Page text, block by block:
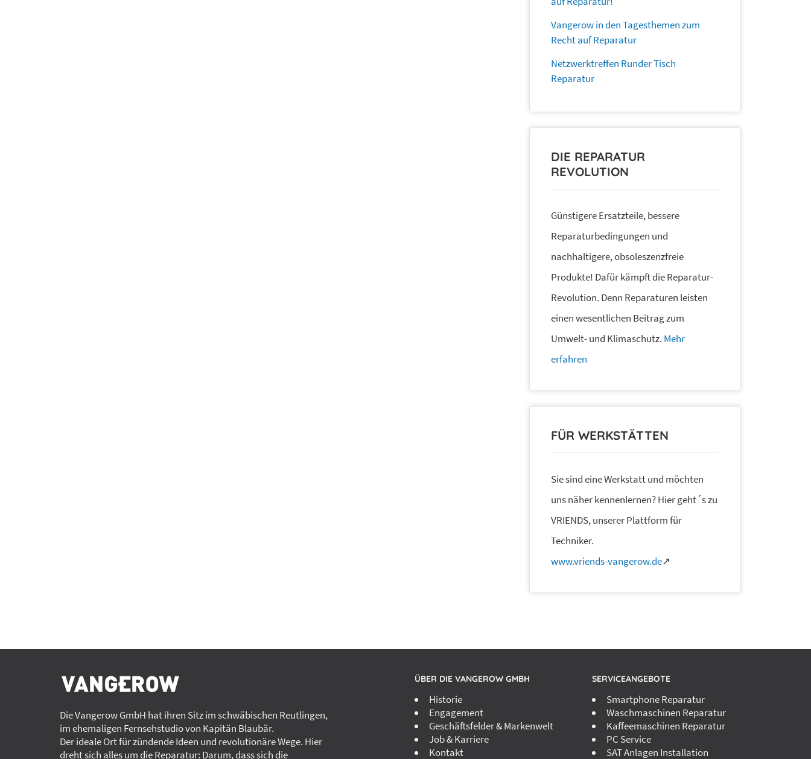
Vangerow in den Tagesthemen zum
Recht auf Reparatur
Netzwerktreffen Runder Tisch
Reparatur
DIE REPARATUR
REVOLUTION
Günstigere Ersatzteile, bessere
Reparaturbedingungen und
nachhaltigere, obsoleszenzfreie
Produkte! Dafür kämpft die Reparatur-
Revolution. Denn Reparaturen leisten
einen wesentlichen Beitrag zum
Umwelt- und Klimaschutz. Mehr
erfahren
FÜR WERKSTÄTTEN
Sie sind eine Werkstatt und möchten
uns näher kennenlernen? Hier geht´s zu
VRIENDS, unserer Plattform für
Techniker.
www.vriends-vangerow.de↗
Die Vangerow GmbH hat ihren Sitz im schwäbischen Reutlingen,
im ehemaligen Fernsehstudio von Kapitän Blaubär.
Der ideale Ort für zündende Ideen und revolutionäre Wege. Hier
dreht sich alles um die Reparatur: Darum, dass sich die
ÜBER DIE VANGEROW GMBH
Historie
Engagement
Geschäftsfelder & Markenwelt
Job & Karriere
Kontakt
SERVICEANGEBOTE
Smartphone Reparatur
Waschmaschinen Reparatur
Kaffeemaschinen Reparatur
PC Service
SAT Anlagen Installation